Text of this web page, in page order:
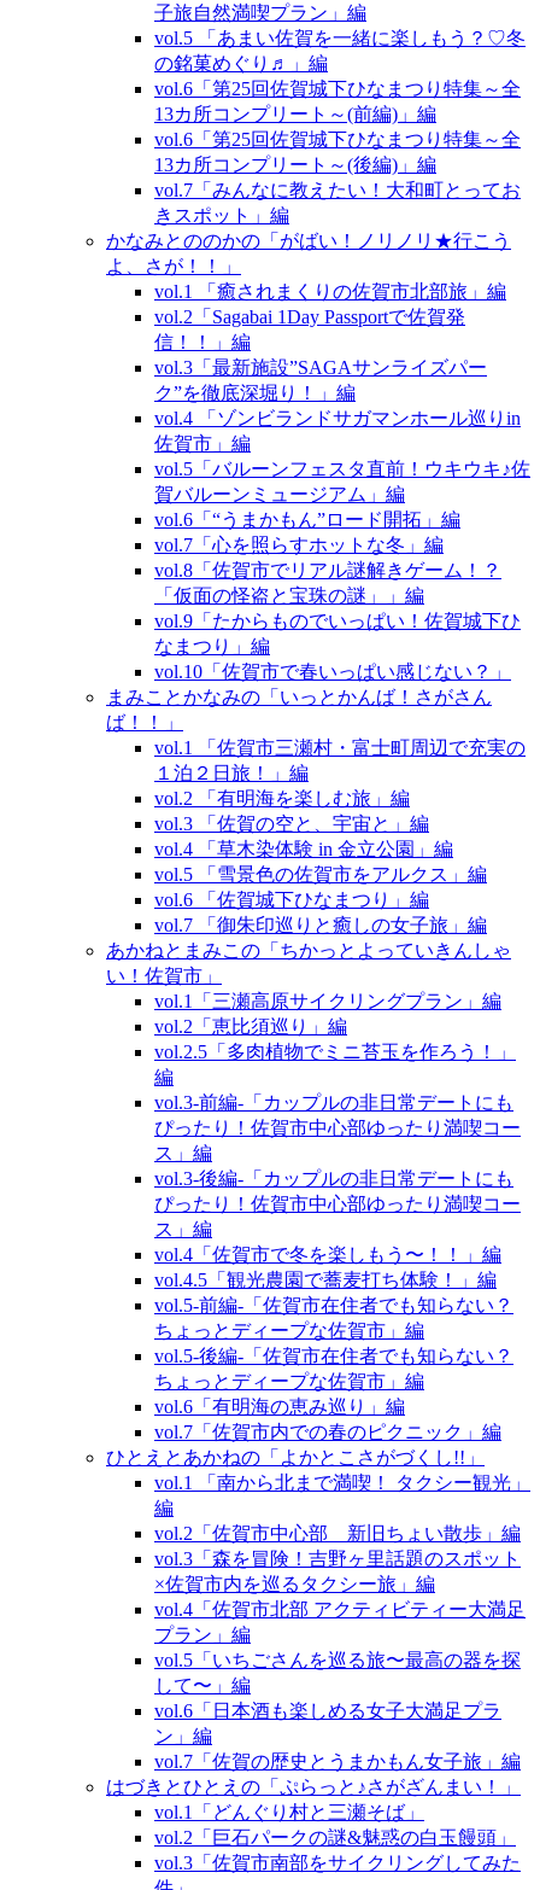
子旅自然満喫プラン」編
vol.5 「あまい佐賀を一緒に楽しもう？♡冬
の銘菓めぐり♬」編
vol.6「第25回佐賀城下ひなまつり特集～全
13カ所コンプリート～(前編)」編
vol.6「第25回佐賀城下ひなまつり特集～全
13カ所コンプリート～(後編)」編
vol.7「みんなに教えたい！大和町とってお
きスポット」編
かなみとののかの「がばい！ノリノリ★行こう
よ、さが！！」
vol.1 「癒されまくりの佐賀市北部旅」編
vol.2「Sagabai 1Day Passportで佐賀発
信！！」編
vol.3「最新施設”SAGAサンライズパー
ク”を徹底深堀り！」編
vol.4 「ゾンビランドサガマンホール巡りin
佐賀市」編
vol.5「バルーンフェスタ直前！ウキウキ♪佐
賀バルーンミュージアム」編
vol.6「“うまかもん”ロード開拓」編
vol.7「心を照らすホットな冬」編
vol.8「佐賀市でリアル謎解きゲーム！？
「仮面の怪盗と宝珠の謎」」編
vol.9「たからものでいっぱい！佐賀城下ひ
なまつり」編
vol.10「佐賀市で春いっぱい感じない？」
まみことかなみの「いっとかんば！さがさん
ば！！」
vol.1 「佐賀市三瀬村・富士町周辺で充実の
１泊２日旅！」編
vol.2 「有明海を楽しむ旅」編
vol.3 「佐賀の空と、宇宙と」編
vol.4 「草木染体験 in 金立公園」編
vol.5 「雪景色の佐賀市をアルクス」編
vol.6 「佐賀城下ひなまつり」編
vol.7 「御朱印巡りと癒しの女子旅」編
あかねとまみこの「ちかっとよっていきんしゃ
い！佐賀市」
vol.1「三瀬高原サイクリングプラン」編
vol.2「恵比須巡り」編
vol.2.5「多肉植物でミニ苔玉を作ろう！」
編
vol.3‐前編‐「カップルの非日常デートにも
ぴったり！佐賀市中心部ゆったり満喫コー
ス」編
vol.3‐後編‐「カップルの非日常デートにも
ぴったり！佐賀市中心部ゆったり満喫コー
ス」編
vol.4「佐賀市で冬を楽しもう〜！！」編
vol.4.5「観光農園で蕎麦打ち体験！」編
vol.5‐前編‐「佐賀市在住者でも知らない？
ちょっとディープな佐賀市」編
vol.5‐後編‐「佐賀市在住者でも知らない？
ちょっとディープな佐賀市」編
vol.6「有明海の恵み巡り」編
vol.7「佐賀市内での春のピクニック」編
ひとえとあかねの「よかとこさがづくし!!」
vol.1 「南から北まで満喫！ タクシー観光」
編
vol.2「佐賀市中心部 新旧ちょい散歩」編
vol.3「森を冒険！吉野ヶ里話題のスポット
×佐賀市内を巡るタクシー旅」編
vol.4「佐賀市北部 アクティビティー大満足
プラン」編
vol.5「いちごさんを巡る旅〜最高の器を探
して〜」編
vol.6「日本酒も楽しめる女子大満足プラ
ン」編
vol.7「佐賀の歴史とうまかもん女子旅」編
はづきとひとえの「ぷらっと♪さがざんまい！」
vol.1「どんぐり村と三瀬そば」
vol.2「巨石パークの謎&魅惑の白玉饅頭」
vol.3「佐賀市南部をサイクリングしてみた